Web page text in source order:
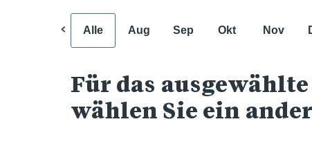
Alle Aug Sep Okt Nov
Für das
wählen Sie ein